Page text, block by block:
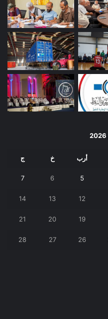
أرب خ ج
5
6
7
12
13
14
19
20
21
26
27
28